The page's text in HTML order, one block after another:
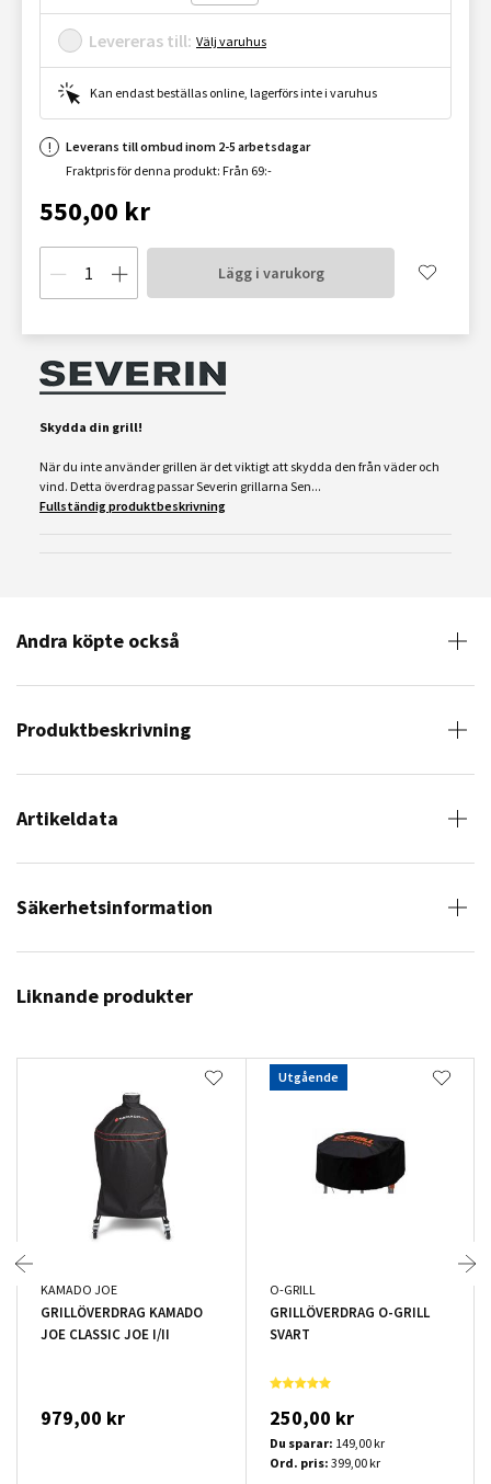
Levereras till: Välj varuhus
Kan endast beställas online, lagerförs inte i varuhus
Leverans till ombud inom 2-5 arbetsdagar
Fraktpris för denna produkt: Från 69:-
550,00 kr
Lägg i varukorg
Skydda din grill!
När du inte använder grillen är det viktigt att skydda den från väder och
vind. Detta överdrag passar Severin grillarna Sen...
Fullständig produktbeskrivning
Andra köpte också
Produktbeskrivning
Artikeldata
Säkerhetsinformation
Liknande produkter
KAMADO JOE
GRILLÖVERDRAG KAMADO
JOE CLASSIC JOE I/II
979,00 kr
Utgående
O-GRILL
GRILLÖVERDRAG O-GRILL
SVART
250,00 kr
Du sparar: 149,00 kr
Ord. pris: 399,00 kr